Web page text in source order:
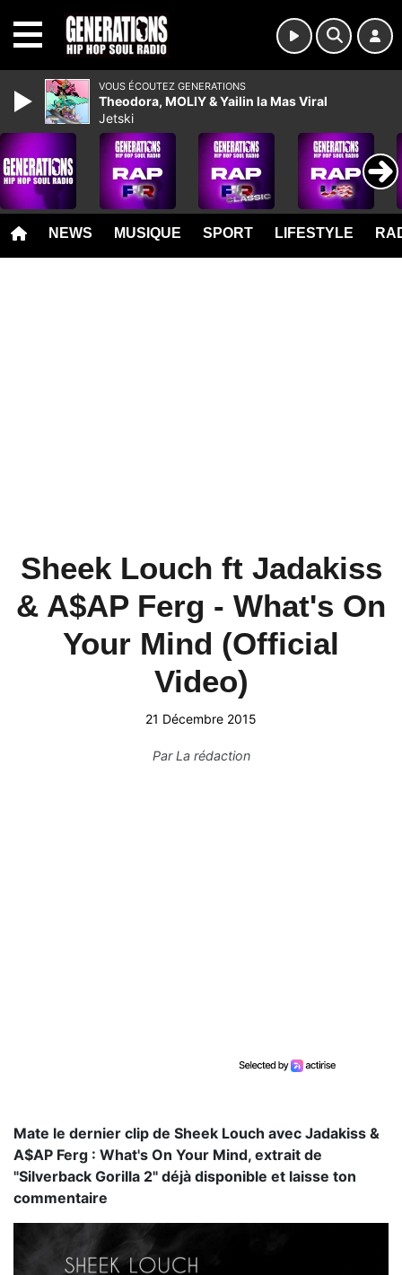
NEWS MUSIQUE SPORT LIFESTYLE
Sheek Louch ft Jadakiss
& A$AP Ferg - What's On
Your Mind (Official
Video)
21 Décembre 2015
ParLa rédaction
Mate le dernier clip de Sheek Louch avec Jadakiss &
A$AP Ferg : What's On Your Mind, extrait de
"Silverback Gorilla 2" déjà disponible et laisse ton
commentaire
VOUS ÉCOUTEZ GENERATIONS
Theodora, MOLIY & Yailin la Mas Viral
Jetski